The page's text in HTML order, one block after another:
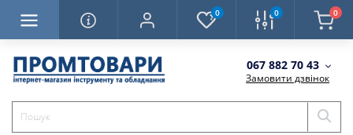
0 0 0
067 882 70 43
Замовити дзвінок